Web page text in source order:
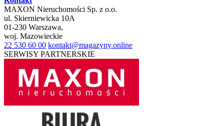
MAXON Nieruchomości Sp. z o.o.
ul. Skierniewicka 10A
01-230 Warszawa,
woj. Mazowieckie
22 530 60 00 kontakt@magazyny.online
SERWISY PARTNERSKIE